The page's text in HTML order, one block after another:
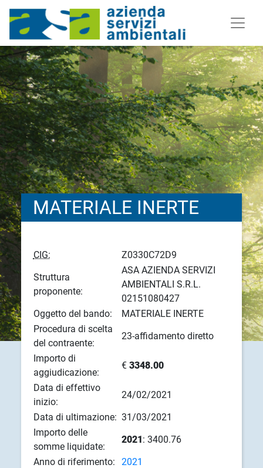
MATERIALE INERTE
CIG:
Z0330C72D9
Struttura
proponente:
ASA AZIENDA SERVIZI
AMBIENTALI S.R.L.
02151080427
Oggetto del bando:
MATERIALE INERTE
Procedura di scelta
del contraente:
23-affidamento diretto
Importo di
aggiudicazione:
€ 3348.00
Data di effettivo
inizio:
24/02/2021
Data di ultimazione: 31/03/2021
Importo delle
somme liquidate:
2021: 3400.76
Anno di riferimento:
2021